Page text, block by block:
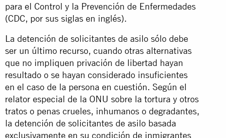
para el Control y la Prevención de Enfermedades
(CDC, por sus siglas en inglés).
La detención de solicitantes de asilo sólo debe
ser un último recurso, cuando otras alternativas
que no impliquen privación de libertad hayan
resultado o se hayan considerado insuficientes
en el caso de la persona en cuestión. Según el
relator especial de la ONU sobre la tortura y otros
tratos o penas crueles, inhumanos o degradantes,
la detención de solicitantes de asilo basada
exclusivamente en su condición de inmigrantes